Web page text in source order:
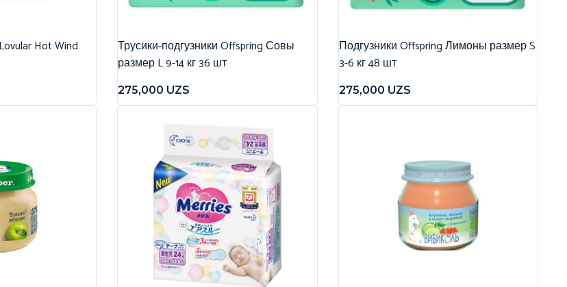
Hot Wind
Трусики-подгузники Offspring Совы
размер L 9-14 кг 36 шт
275,000 UZS
Подгузники Offspring Лимоны размер S
3-6 кг 48 шт
275,000 UZS